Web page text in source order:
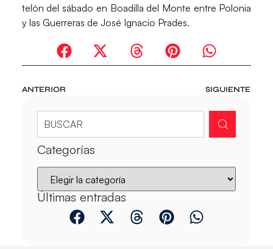
telón del sábado en Boadilla del Monte entre Polonia
y las Guerreras de José Ignacio Prades.
ANTERIOR SIGUIENTE
Categorías
Últimas entradas